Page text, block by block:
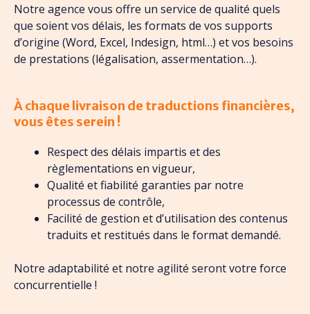
Notre agence vous offre un service de qualité quels
que soient vos délais, les formats de vos supports
d’origine (Word, Excel, Indesign, html…) et vos besoins
de prestations (légalisation, assermentation…).
À chaque livraison de traductions financières,
vous êtes serein !
Respect des délais impartis et des
règlementations en vigueur,
Qualité et fiabilité garanties par notre
processus de contrôle,
Facilité de gestion et d’utilisation des contenus
traduits et restitués dans le format demandé.
Notre adaptabilité et notre agilité seront votre force
concurrentielle !